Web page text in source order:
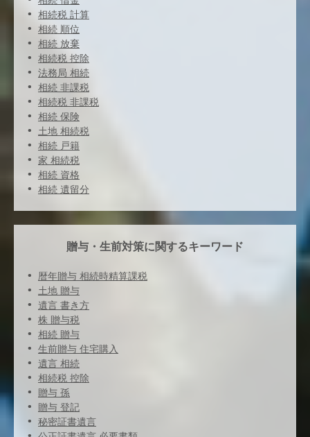
相続税 計算
相続 順位
相続 放棄
相続税 控除
法務局 相続
相続 非課税
相続税 非課税
相続 保険
土地 相続税
相続 戸籍
家 相続税
相続 資格
相続 遺留分
贈与・生前対策に関するキーワード
暦年贈与 相続時精算課税
土地 贈与
遺言 書き方
株 贈与税
相続 贈与
生前贈与 住宅購入
遺言 相続
相続税 控除
贈与 孫
贈与 登記
秘密証書遺言